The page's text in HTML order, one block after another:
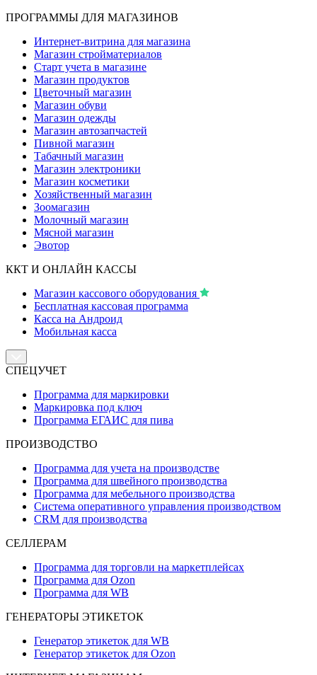
ПРОГРАММЫ ДЛЯ МАГАЗИНОВ
Интернет-витрина для магазина
Магазин стройматериалов
Старт учета в магазине
Магазин продуктов
Цветочный магазин
Магазин обуви
Магазин одежды
Магазин автозапчастей
Пивной магазин
Табачный магазин
Магазин электроники
Магазин косметики
Хозяйственный магазин
Зоомагазин
Молочный магазин
Мясной магазин
Эвотор
ККТ И ОНЛАЙН КАССЫ
Магазин кассового оборудования
Бесплатная кассовая программа
Касса на Андроид
Мобильная касса
СПЕЦУЧЕТ
Программа для маркировки
Маркировка под ключ
Программа ЕГАИС для пива
ПРОИЗВОДСТВО
Программа для учета на производстве
Программа для швейного производства
Программа для мебельного производства
Система оперативного управления производством
CRM для производства
СЕЛЛЕРАМ
Программа для торговли на маркетплейсах
Программа для Ozon
Программа для WB
ГЕНЕРАТОРЫ ЭТИКЕТОК
Генератор этикеток для WB
Генератор этикеток для Ozon